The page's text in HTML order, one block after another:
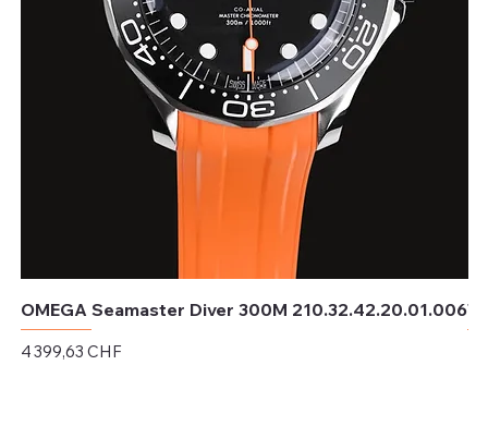
OMEGA Seamaster Diver 300M 210.32.42.20.01.006
Prix
4 399,63 CHF